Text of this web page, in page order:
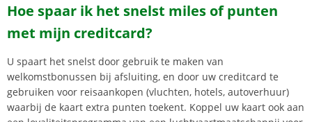
Hoe spaar ik het snelst miles of punten
met mijn creditcard?
U spaart het snelst door gebruik te maken van
welkomstbonussen bij afsluiting, en door uw creditcard te
gebruiken voor reisaankopen (vluchten, hotels, autoverhuur)
waarbij de kaart extra punten toekent. Koppel uw kaart ook aan